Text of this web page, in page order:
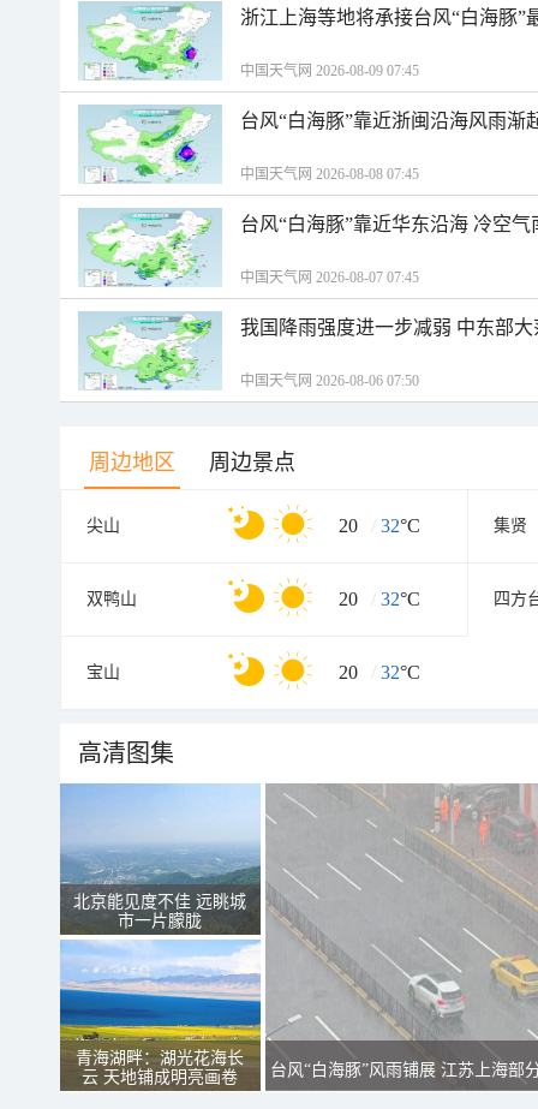
浙江上海等地将承接台风“白海豚”
中国天气网 2026-08-09 07:45
台风“白海豚”靠近浙闽沿海风雨渐
中国天气网 2026-08-08 07:45
台风“白海豚”靠近华东沿海 冷空
中国天气网 2026-08-07 07:45
我国降雨强度进一步减弱 中东部
中国天气网 2026-08-06 07:50
周边地区 周边景点
尖山 20 / 32°C 集贤
双鸭山 20 / 32°C 四方
宝山 20 / 32°C
高清图集
北京能见度不佳 远眺城
市一片朦胧
青海湖畔：湖光花海长
云 天地铺成明亮画卷
台风“白海豚”风雨铺展 江苏上海部